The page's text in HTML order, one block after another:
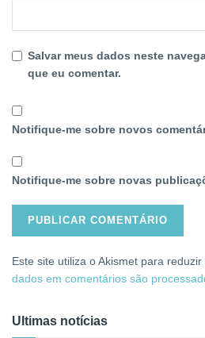
Salvar meus dados neste
que eu comentar.
Notifique-me sobre novos
Notifique-me sobre novas
Este site utiliza o Akismet para reduzir
dados em comentários são
Ultimas notícias